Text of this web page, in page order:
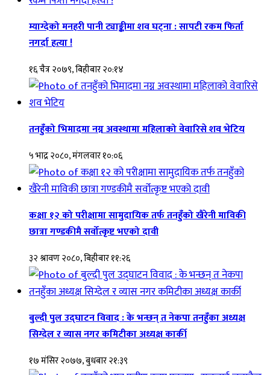
म्याग्देको मनहरी पानी ट्याङ्कीमा शव घट्ना : सापटी रकम फिर्ता
नगर्दा हत्या !
१६ चैत्र २०७९, बिहीबार २०:१४
तनहुँको भिमादमा नग्न अवस्थामा महिलाको वेवारिसे शव भेटिय
५ भाद्र २०८०, मंगलवार १०:०६
कक्षा १२ को परीक्षामा सामुदायिक तर्फ तनहुँको खैरेनी माविकी
छात्रा गण्डकीमै सर्वोत्कृष्ट भएको दावी
३२ श्रावण २०८०, बिहीबार ११:२६
बुल्दी पुल उद्घाटन विवाद : के भन्छन् त नेकपा तनहुँका अध्यक्ष
सिग्देल र व्यास नगर कमिटीका अध्यक्ष कार्की
१७ मंसिर २०७७, बुधबार २१:३९